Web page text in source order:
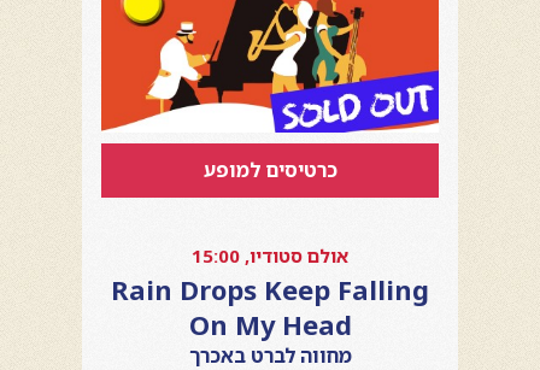
כרטיסים למופע
אולם סטודיו, 15:00
Rain Drops Keep Falling
On My Head
מחווה לברט באכרך